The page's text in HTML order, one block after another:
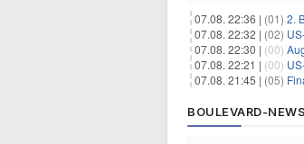
07.08. 22:36 | (01) 2.
07.08. 22:32 | (02)
07.08. 22:30 | (00)
07.08. 22:21 | (00)
07.08. 21:45 | (05)
BOULEVARD-NEWS